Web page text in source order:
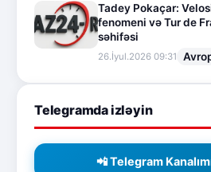
Tadey Pokaçar:
fenomeni və Tur de
səhifəsi
26.İyul.2026 09:31
Telegramda izləyin
📲 Telegram